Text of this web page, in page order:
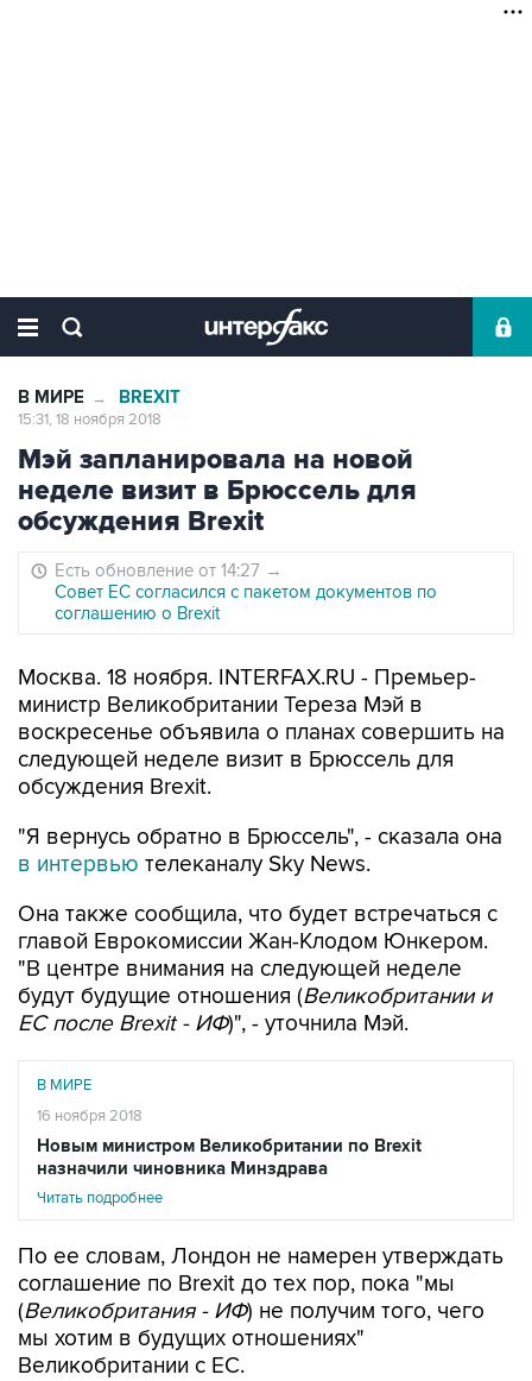
В МИРЕ → BREXIT
15:31, 18 ноября 2018
Мэй запланировала на новой
неделе визит в Брюссель для
обсуждения Brexit
Есть обновление от 14:27 →
Совет ЕС согласился с пакетом документов по
соглашению о Brexit
Москва. 18 ноября. INTERFAX.RU - Премьер-
министр Великобритании Тереза Мэй в
воскресенье объявила о планах совершить на
следующей неделе визит в Брюссель для
обсуждения Brexit.
"Я вернусь обратно в Брюссель", - сказала она
в интервью телеканалу Sky News.
Она также сообщила, что будет встречаться с
главой Еврокомиссии Жан-Клодом Юнкером.
"В центре внимания на следующей неделе
будут будущие отношения (Великобритании и
ЕС после Brexit - ИФ)", - уточнила Мэй.
В МИРЕ
16 ноября 2018
Новым министром Великобритании по Brexit
назначили чиновника Минздрава
Читать подробнее
По ее словам, Лондон не намерен утверждать
соглашение по Brexit до тех пор, пока "мы
(Великобритания - ИФ) не получим того, чего
мы хотим в будущих отношениях"
Великобритании с ЕС.